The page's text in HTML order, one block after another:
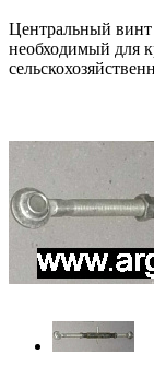
Центральный винт
необходимый для